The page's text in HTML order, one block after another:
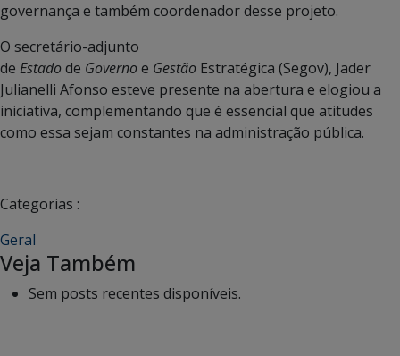
governança e também coordenador desse projeto.
O secretário-adjunto
de Estadode Governoe Gestão Estratégica (Segov), Jader
Julianelli Afonso esteve presente na abertura e elogiou a
iniciativa, complementando que é essencial que atitudes
como essa sejam constantes na administração pública.
Categorias :
Geral
Veja Também
Sem posts recentes disponíveis.